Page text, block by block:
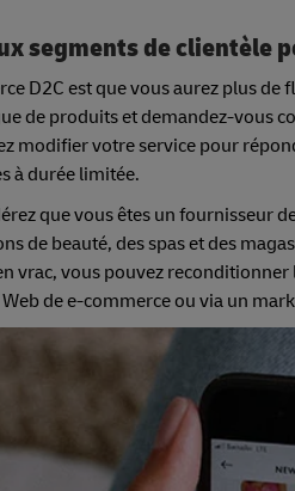
segments de clientèle
D2C est que vous aurez plus
de produits et demandez-vous
modifier votre service pour
à durée limitée.
que vous êtes un fournisseur
de beauté, des spas et des
vrac, vous pouvez
de e-commerce ou via un